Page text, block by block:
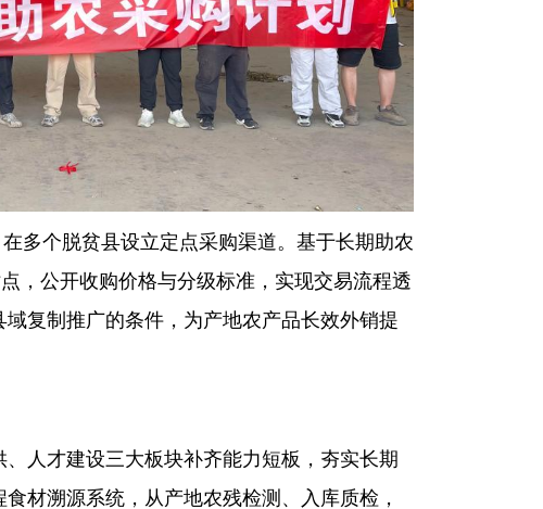
多个脱贫县设立定点采购渠道。基于长期助农
，公开收购价格与分级标准，实现交易流程透
复制推广的条件，为产地农产品长效外销提
人才建设三大板块补齐能力短板，夯实长期
材溯源系统，从产地农残检测、入库质检，